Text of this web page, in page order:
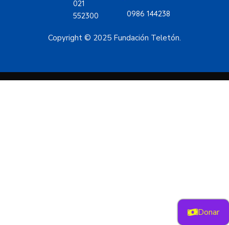
021
552300
0986 144238
Copyright © 2025 Fundación Teletón.
Donar